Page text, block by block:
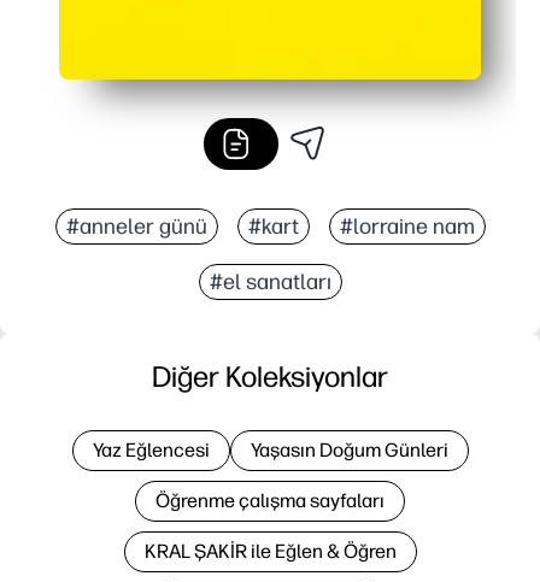
#anneler günü #kart #lorraine nam
#el sanatları
Diğer Koleksiyonlar
Yaz Eğlencesi Yaşasın Doğum Günleri
Öğrenme çalışma sayfaları
KRAL ŞAKİR ile Eğlen & Öğren